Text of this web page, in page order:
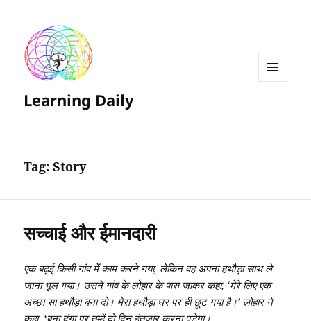
Learning Daily
Tag:Story
सच्चाई और ईमानदारी
एक बढ़ई किसी गांव में काम करने गया, लेकिन वह अपना हथौड़ा साथ ले
जाना भूल गया। उसने गांव के लोहार के पास जाकर कहा, ‘मेरे लिए एक
अच्छा सा हथौड़ा बना दो। मेरा हथौड़ा घर पर ही छूट गया है।’ लोहार ने